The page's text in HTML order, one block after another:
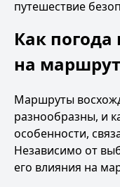
путешествие
Как погода
на
Маршруты
разнообразны, и
особенности,
Независимо от
его влияния на